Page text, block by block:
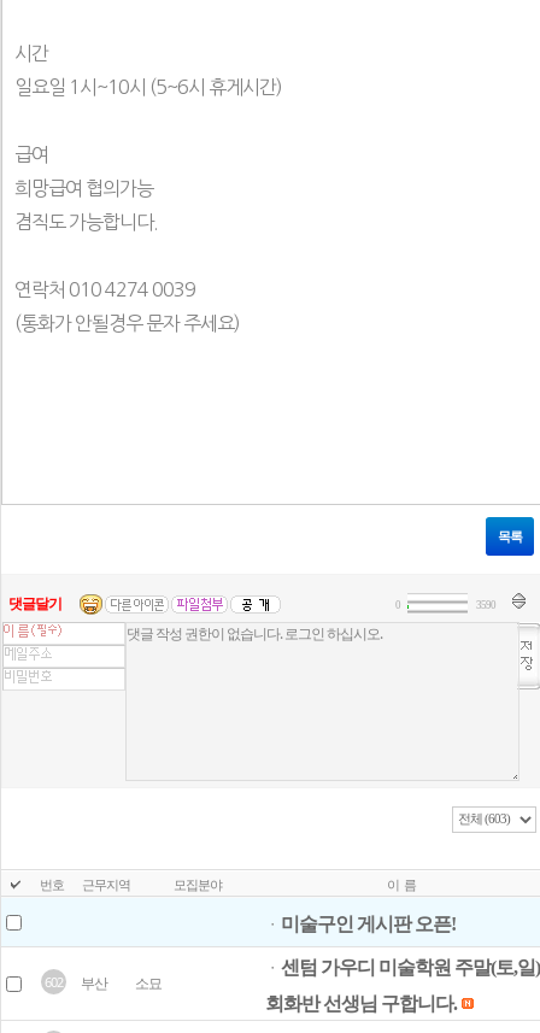
시간
일요일 1시~10시 (5~6시 휴게시간)
급여
희망급여 협의가능
겸직도 가능합니다.
연락처 010 4274 0039
(통화가 안될경우 문자 주세요)
목록
댓글달기 0 3590
번호 근무지역 모집분야 이 름
ㆍ 미술구인 게시판 오픈!
602 부산 소묘
ㆍ 센텀 가우디 미술학원 주말(토,일)
회화반 선생님 구합니다.